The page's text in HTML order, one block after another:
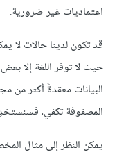
اعتماديات غير ضرورية.
قد تكون لدينا حالات لا
حيث لا توفر اللغة إلا
المصفوفة تكفي،
يمكن النظر إلى مثال